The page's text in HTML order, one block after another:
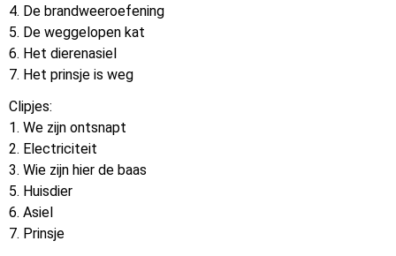
4. De brandweeroefening
5. De weggelopen kat
6. Het dierenasiel
7. Het prinsje is weg
Clipjes:
1. We zijn ontsnapt
2. Electriciteit
3. Wie zijn hier de baas
5. Huisdier
6. Asiel
7. Prinsje